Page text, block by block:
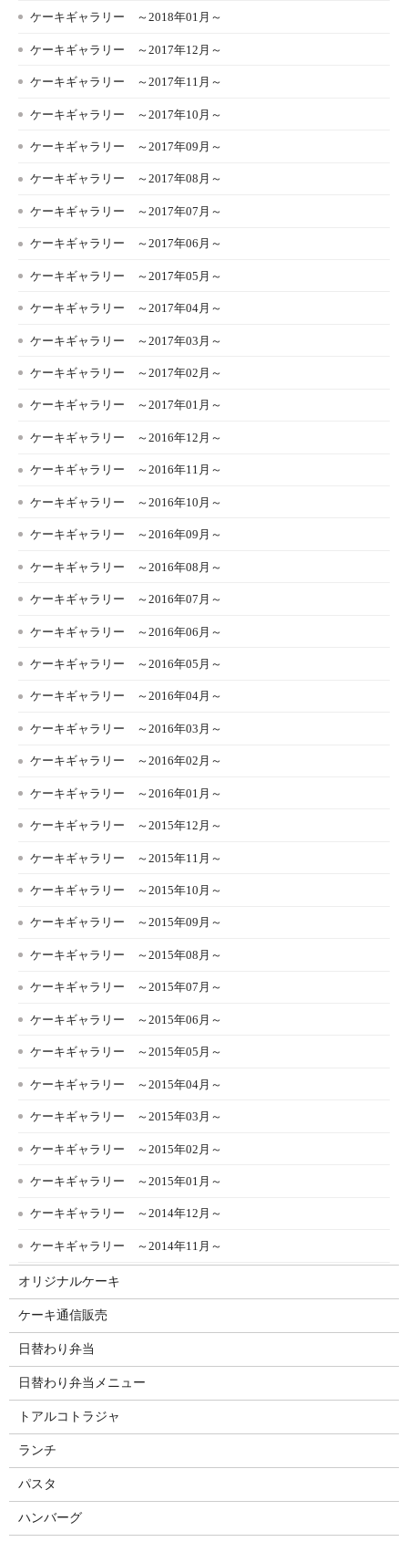
ケーキギャラリー ～2018年01月～
ケーキギャラリー ～2017年12月～
ケーキギャラリー ～2017年11月～
ケーキギャラリー ～2017年10月～
ケーキギャラリー ～2017年09月～
ケーキギャラリー ～2017年08月～
ケーキギャラリー ～2017年07月～
ケーキギャラリー ～2017年06月～
ケーキギャラリー ～2017年05月～
ケーキギャラリー ～2017年04月～
ケーキギャラリー ～2017年03月～
ケーキギャラリー ～2017年02月～
ケーキギャラリー ～2017年01月～
ケーキギャラリー ～2016年12月～
ケーキギャラリー ～2016年11月～
ケーキギャラリー ～2016年10月～
ケーキギャラリー ～2016年09月～
ケーキギャラリー ～2016年08月～
ケーキギャラリー ～2016年07月～
ケーキギャラリー ～2016年06月～
ケーキギャラリー ～2016年05月～
ケーキギャラリー ～2016年04月～
ケーキギャラリー ～2016年03月～
ケーキギャラリー ～2016年02月～
ケーキギャラリー ～2016年01月～
ケーキギャラリー ～2015年12月～
ケーキギャラリー ～2015年11月～
ケーキギャラリー ～2015年10月～
ケーキギャラリー ～2015年09月～
ケーキギャラリー ～2015年08月～
ケーキギャラリー ～2015年07月～
ケーキギャラリー ～2015年06月～
ケーキギャラリー ～2015年05月～
ケーキギャラリー ～2015年04月～
ケーキギャラリー ～2015年03月～
ケーキギャラリー ～2015年02月～
ケーキギャラリー ～2015年01月～
ケーキギャラリー ～2014年12月～
ケーキギャラリー ～2014年11月～
オリジナルケーキ
ケーキ通信販売
日替わり弁当
日替わり弁当メニュー
トアルコトラジャ
ランチ
パスタ
ハンバーグ